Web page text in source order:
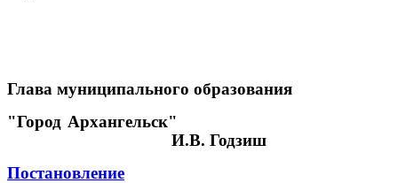
Глава муниципального образования
"Город Архангельск"
И.В. Годзиш
Постановление